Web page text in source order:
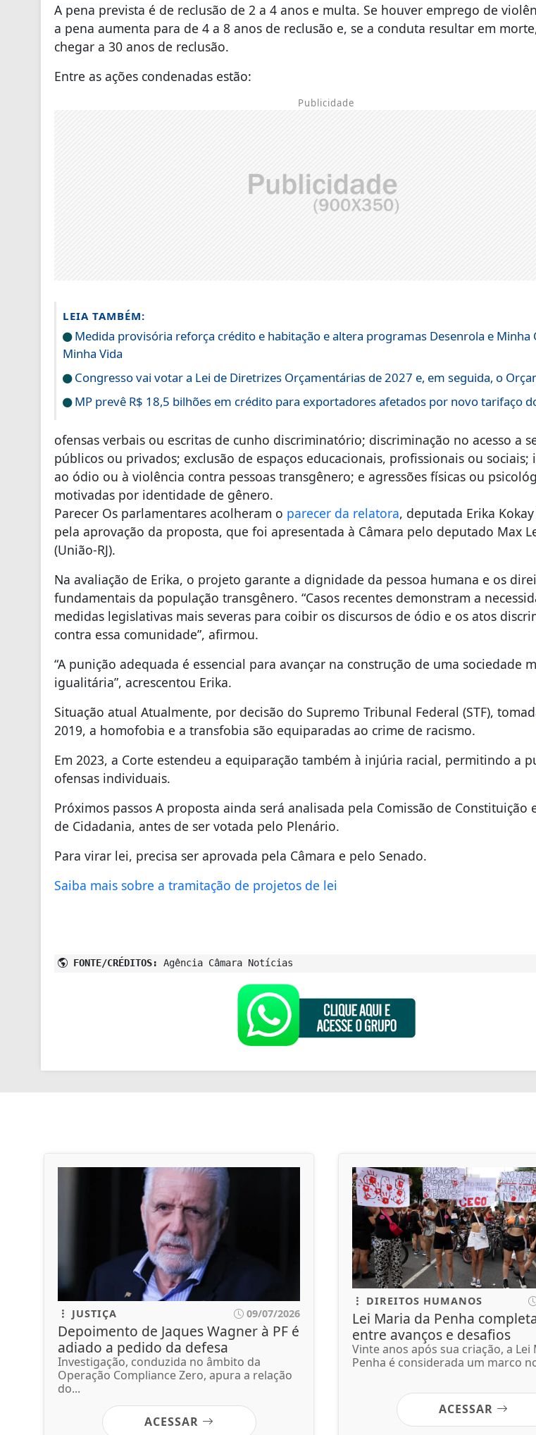
A pena prevista é de reclusão de 2 a 4 anos e multa. Se houver emprego de
a pena aumenta para de 4 a 8 anos de reclusão e, se a conduta resultar em
chegar a 30 anos de reclusão.
Entre as ações condenadas estão:
Publicidade
LEIA TAMBÉM:
Medida provisória reforça crédito e habitação e altera programas Desenrola e Minha
Minha Vida
Congresso vai votar a Lei de Diretrizes Orçamentárias de 2027 e, em seguida, o
MP prevê R$ 18,5 bilhões em crédito para exportadores afetados por novo tarifaço
ofensas verbais ou escritas de cunho discriminatório; discriminação no acesso a
públicos ou privados; exclusão de espaços educacionais, profissionais ou sociais;
ao ódio ou à violência contra pessoas transgênero; e agressões físicas ou
motivadas por identidade de gênero.
Parecer Os parlamentares acolheram o parecer da relatora, deputada Erika Kokay
pela aprovação da proposta, que foi apresentada à Câmara pelo deputado Max
(União-RJ).
Na avaliação de Erika, o projeto garante a dignidade da pessoa humana e os
fundamentais da população transgênero. “Casos recentes demonstram a
medidas legislativas mais severas para coibir os discursos de ódio e os atos
contra essa comunidade”, afirmou.
“A punição adequada é essencial para avançar na construção de uma sociedade
igualitária”, acrescentou Erika.
Situação atual Atualmente, por decisão do Supremo Tribunal Federal (STF),
2019, a homofobia e a transfobia são equiparadas ao crime de racismo.
Em 2023, a Corte estendeu a equiparação também à injúria racial, permitindo a
ofensas individuais.
Próximos passos A proposta ainda será analisada pela Comissão de Constituição
de Cidadania, antes de ser votada pelo Plenário.
Para virar lei, precisa ser aprovada pela Câmara e pelo Senado.
Saiba mais sobre a tramitação de projetos de lei
FONTE/CRÉDITOS: Agência Câmara Notícias
JUSTIÇA 09/07/2026
Depoimento de Jaques Wagner à PF é
adiado a pedido da defesa
Investigação, conduzida no âmbito da
Operação Compliance Zero, apura a relação
do...
ACESSAR
DIREITOS HUMANOS
Lei Maria da Penha
entre avanços e desafios
Vinte anos após sua criação, a Lei
Penha é considerada um marco
ACESSAR